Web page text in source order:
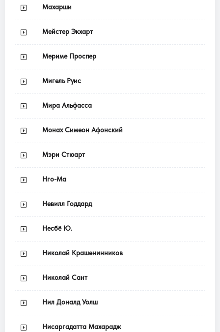
Махарши
Мейстер Экхарт
Мериме Проспер
Мигель Руис
Мира Альфасса
Монах Симеон Афонский
Мэри Стюарт
Нго-Ма
Невилл Годдард
Несбё Ю.
Николай Крашенинников
Николай Сант
Нил Доналд Уолш
Нисаргадатта Махарадж